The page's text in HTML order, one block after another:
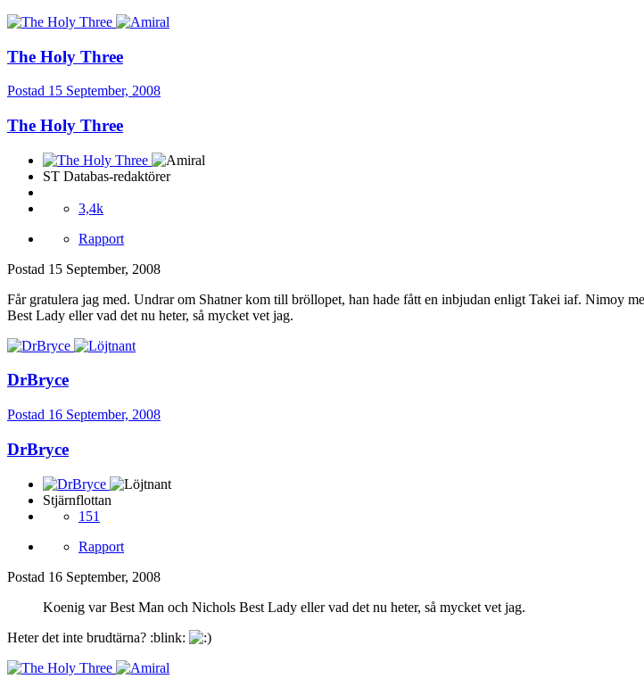
The Holy Three
Postad 15 September, 2008
The Holy Three
ST Databas-redaktörer
3,4k
Rapport
Postad 15 September, 2008
Får gratulera jag med. Undrar om Shatner kom till bröllopet, han hade fått en inbjudan enligt Takei iaf. Nimoy
Best Lady eller vad det nu heter, så mycket vet jag.
DrBryce
Postad 16 September, 2008
DrBryce
Stjärnflottan
151
Rapport
Postad 16 September, 2008
Koenig var Best Man och Nichols Best Lady eller vad det nu heter, så mycket vet jag.
Heter det inte brudtärna? :blink: